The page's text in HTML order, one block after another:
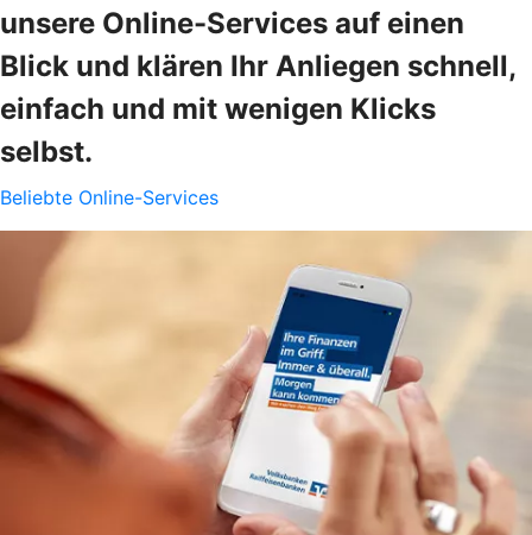
unsere Online-Services auf einen
Blick und klären Ihr Anliegen schnell,
einfach und mit wenigen Klicks
selbst.
Beliebte Online-Services